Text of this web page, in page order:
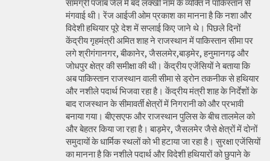
सामग्री पंजाब जेल में बंद लक्खी नाम के व्यक्ति ने पाकिस्तान से
मंगवाई थी। रेंज आईजी ओम प्रकाश का मानना है कि नशा और
विदेशी हथियार पूरे देश में सप्लाई किए जाने थे। पिछले दिनों
केंद्रीय गृहमंत्री अमित शाह ने राजस्थान में पाकिस्तान सीमा पर
लगे श्रीगंगानगर, बीकानेर, जैसलमेर,बाड़मेर, हनुमानगढ़ और
जोधपुर क्षेत्र की समीक्षा की थी। केंद्रीय एजेंसियों ने बताया कि
अब पाकिस्तान राजस्थान वाली सीमा से ड्रोन तकनीक से हथियार
और नशीले पदार्थ भिजवा रहा है। केंद्रीय मंत्री शाह के निर्देशों के
बाद राजस्थान के सीमावर्ती क्षेत्रों में निगरानी को और प्रभावी
बनाया गया। बीएसएफ और राजस्थान पुलिस के बीच तालमेल को
और बेहतर किया जा रहा है। बाड़मेर, जैसलमेर जैसे क्षेत्रों में दोनों
समुदायों के धार्मिक स्थलों को भी हटाया जा रहा है। सुरक्षा एजेंसियों
का मानना है कि नशीले पदार्थ और विदेशी हथियारों को छुपाने के